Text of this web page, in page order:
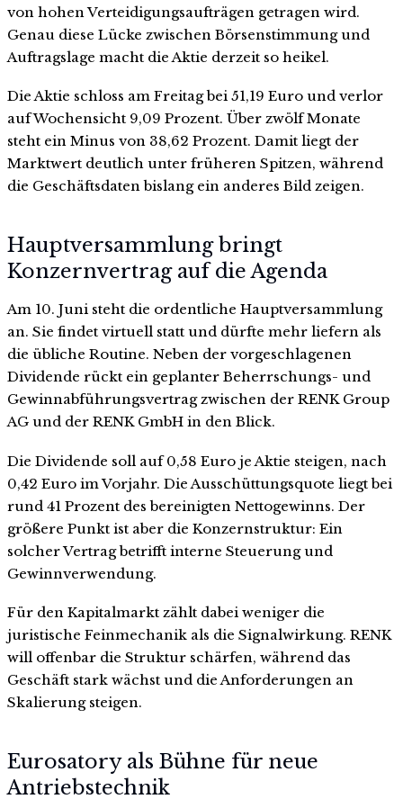
von hohen Verteidigungsaufträgen getragen wird.
Genau diese Lücke zwischen Börsenstimmung und
Auftragslage macht die Aktie derzeit so heikel.
Die Aktie schloss am Freitag bei 51,19 Euro und verlor
auf Wochensicht 9,09 Prozent. Über zwölf Monate
steht ein Minus von 38,62 Prozent. Damit liegt der
Marktwert deutlich unter früheren Spitzen, während
die Geschäftsdaten bislang ein anderes Bild zeigen.
Hauptversammlung bringt
Konzernvertrag auf die Agenda
Am 10. Juni steht die ordentliche Hauptversammlung
an. Sie findet virtuell statt und dürfte mehr liefern als
die übliche Routine. Neben der vorgeschlagenen
Dividende rückt ein geplanter Beherrschungs- und
Gewinnabführungsvertrag zwischen der RENK Group
AG und der RENK GmbH in den Blick.
Die Dividende soll auf 0,58 Euro je Aktie steigen, nach
0,42 Euro im Vorjahr. Die Ausschüttungsquote liegt bei
rund 41 Prozent des bereinigten Nettogewinns. Der
größere Punkt ist aber die Konzernstruktur: Ein
solcher Vertrag betrifft interne Steuerung und
Gewinnverwendung.
Für den Kapitalmarkt zählt dabei weniger die
juristische Feinmechanik als die Signalwirkung. RENK
will offenbar die Struktur schärfen, während das
Geschäft stark wächst und die Anforderungen an
Skalierung steigen.
Eurosatory als Bühne für neue
Antriebstechnik